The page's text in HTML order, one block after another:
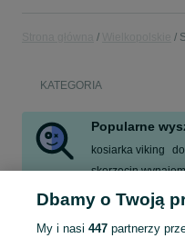
KATEGORIA
Popularne
kosiarka viking
skorzęcin wynajem
domek sprzedam
Zobacz Więcej
Dbamy o Twoją
My i nasi 447partnerzy